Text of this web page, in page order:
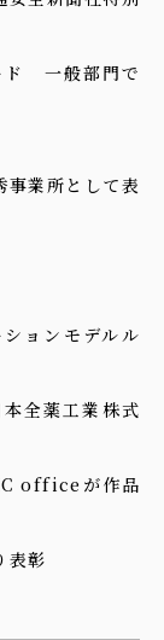
ド 一般部門で
事業所として表
ョンモデルル
全薬工業株式
officeが作品
表彰